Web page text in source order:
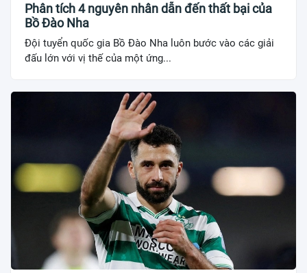
Phân tích 4 nguyên nhân dẫn đến thất bại của
Bồ Đào Nha
Đội tuyển quốc gia Bồ Đào Nha luôn bước vào các giải
đấu lớn với vị thế của một ứng...